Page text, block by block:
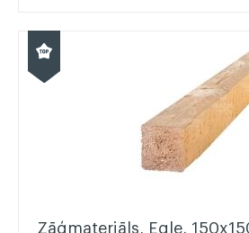
Zāģmateriāls, Egle,